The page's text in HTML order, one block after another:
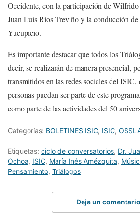
Occidente, con la participación de Wilfrido
Juan Luis Ríos Treviño y la conducción
Yucupicio.
Es importante destacar que todos los
decir, se realizarán de manera presencial,
transmitidos en las redes sociales del ISIC,
personas puedan ser parte de este
como parte de las actividades del 50
Categorías: BOLETINES ISIC, ISIC,
Etiquetas: ciclo de conversatorios, Dr.
Ochoa, ISIC, María Inés Amézquita,
Pensamiento, Triálogos
Deja un comentario